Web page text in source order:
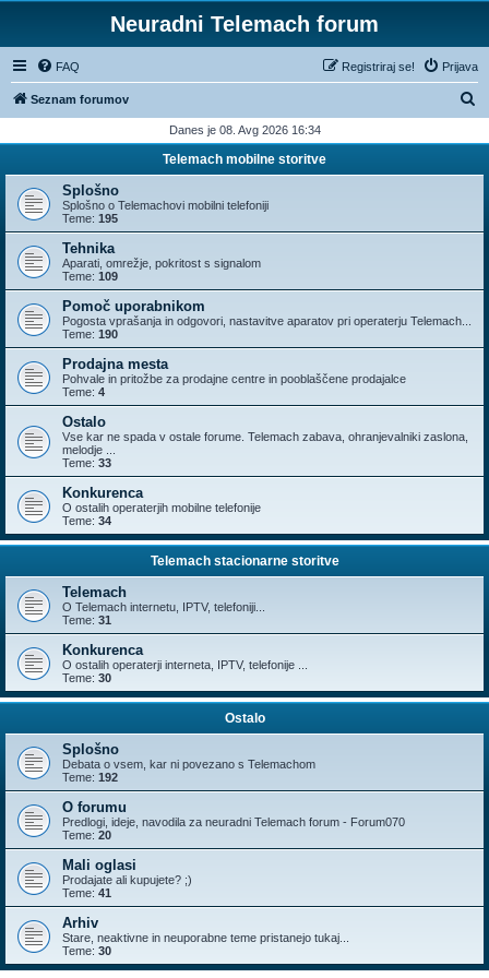
Neuradni Telemach forum
FAQ Prijava
Registriraj se!
Seznam forumov
a
j
Danes je 08. Avg 2026 16:34
Telemach mobilne storitve
Splošno
Splošno o Telemachovi mobilni telefoniji
Teme: 195
Tehnika
Aparati, omrežje, pokritost s signalom
Teme: 109
Pomoč uporabnikom
Pogosta vprašanja in odgovori, nastavitve aparatov pri operaterju Telemach...
Teme: 190
Prodajna mesta
Pohvale in pritožbe za prodajne centre in pooblaščene prodajalce
Teme: 4
Ostalo
Vse kar ne spada v ostale forume. Telemach zabava, ohranjevalniki zaslona,
melodje ...
Teme: 33
Konkurenca
O ostalih operaterjih mobilne telefonije
Teme: 34
Telemach stacionarne storitve
Telemach
O Telemach internetu, IPTV, telefoniji...
Teme: 31
Konkurenca
O ostalih operaterji interneta, IPTV, telefonije ...
Teme: 30
Ostalo
Splošno
Debata o vsem, kar ni povezano s Telemachom
Teme: 192
O forumu
Predlogi, ideje, navodila za neuradni Telemach forum - Forum070
Teme: 20
Mali oglasi
Prodajate ali kupujete? ;)
Teme: 41
Arhiv
Stare, neaktivne in neuporabne teme pristanejo tukaj...
Teme: 30